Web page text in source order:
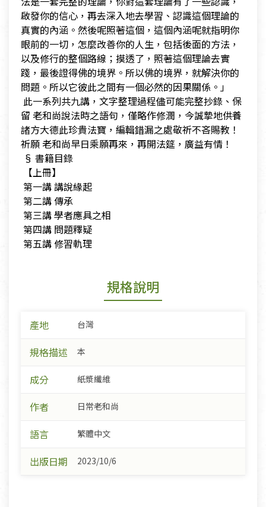
啟發你的信心，再去深入地去學習、認識這個理論的
真實的內涵。然後呢照著這個，這個內涵呢就指明你
眼前的一切，怎麼改善你的人生，包括後面的方法，
以及修行的整個路線；摸透了，照著這個理論去實
踐，最後證得佛的境界。所以佛的境界，就解決你的
問題。所以它彼此之間有一個必然的因果關係。」
​ 此一系列共九講，文字整理過程儘可能完整抄錄、保
留 老和尚說法時之語句，僅略作修潤，今誠摯地供養
諸方大德此珍貴法寶，編輯錯漏之處敬祈不吝賜教！
祈願 老和尚早日乘願再來，再開法筵，廣益有情！
​ § 書籍目錄
​ 【上冊】
​ 第一講 講說緣起
​ 第二講 傳承
​ 第三講 學者應具之相
​ 第四講 問題釋疑
​ 第五講 修習軌理
規格說明
產地 台灣
規格描述 本
成分 紙漿纖維
作者 日常老和尚
語言 繁體中文
出版日期 2023/10/6